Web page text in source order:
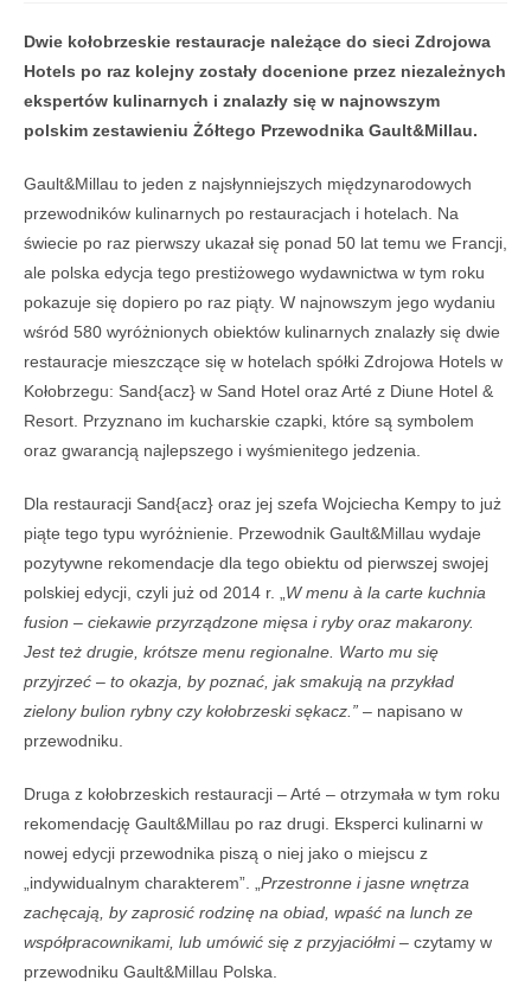
Dwie kołobrzeskie restauracje należące do sieci Zdrojowa
Hotels po raz kolejny zostały docenione przez niezależnych
ekspertów kulinarnych i znalazły się w najnowszym
polskim zestawieniu Żółtego Przewodnika Gault&Millau.
Gault&Millau to jeden z najsłynniejszych międzynarodowych
przewodników kulinarnych po restauracjach i hotelach. Na
świecie po raz pierwszy ukazał się ponad 50 lat temu we Francji,
ale polska edycja tego prestiżowego wydawnictwa w tym roku
pokazuje się dopiero po raz piąty. W najnowszym jego wydaniu
wśród 580 wyróżnionych obiektów kulinarnych znalazły się dwie
restauracje mieszczące się w hotelach spółki Zdrojowa Hotels w
Kołobrzegu: Sand{acz} w Sand Hotel oraz Arté z Diune Hotel &
Resort. Przyznano im kucharskie czapki, które są symbolem
oraz gwarancją najlepszego i wyśmienitego jedzenia.
Dla restauracji Sand{acz} oraz jej szefa Wojciecha Kempy to już
piąte tego typu wyróżnienie. Przewodnik Gault&Millau wydaje
pozytywne rekomendacje dla tego obiektu od pierwszej swojej
polskiej edycji, czyli już od 2014 r. „ W menu à la carte kuchnia
fusion – ciekawie przyrządzone mięsa i ryby oraz makarony.
Jest też drugie, krótsze menu regionalne. Warto mu się
przyjrzeć – to okazja, by poznać, jak smakują na przykład
zielony bulion rybny czy kołobrzeski sękacz.” – napisano w
przewodniku.
Druga z kołobrzeskich restauracji – Arté – otrzymała w tym roku
rekomendację Gault&Millau po raz drugi. Eksperci kulinarni w
nowej edycji przewodnika piszą o niej jako o miejscu z
„indywidualnym charakterem”. „ Przestronne i jasne wnętrza
zachęcają, by zaprosić rodzinę na obiad, wpaść na lunch ze
współpracownikami, lub umówić się z przyjaciółmi – czytamy w
przewodniku Gault&Millau Polska.